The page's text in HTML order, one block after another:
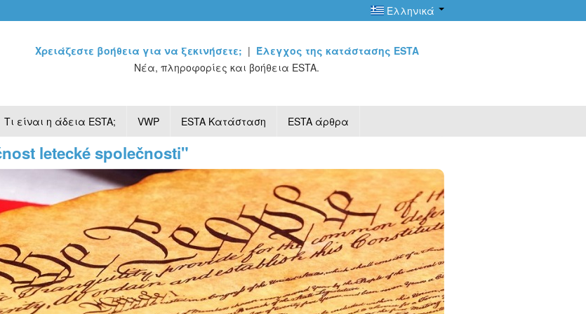
Ελληνικά
Χρειάζεστε βοήθεια για να ξεκινήσετε; | Έλεγχος της κατάστασης ESTA
Νέα, πληροφορίες και βοήθεια ESTA.
Τι είναι η άδεια ESTA; VWP ESTA Κατάσταση ESTA άρθρα
letecké společnosti"